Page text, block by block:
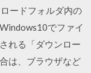
ードフォルダ内の
でファイ
れる「ダウンロー
は、ブラウザなど